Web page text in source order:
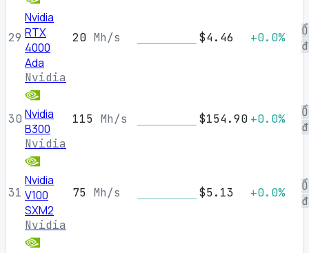
29
Nvidia
RTX
4000
Ada
Nvidia
20 Mh/s $4.46 +0.0%
30 Nvidia
B300
Nvidia
115 Mh/s $154.90 +0.0%
31
Nvidia
V100
SXM2
Nvidia
75 Mh/s $5.13 +0.0%